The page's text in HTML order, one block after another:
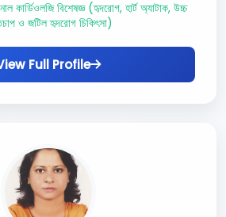
কার্ডিওলজি বিশেষজ্ঞ (হৃদরোগ, হার্ট অ্যাটাক, উচ্চ
ও জটিল হৃদরোগ চিকিৎসা)
Full Profile